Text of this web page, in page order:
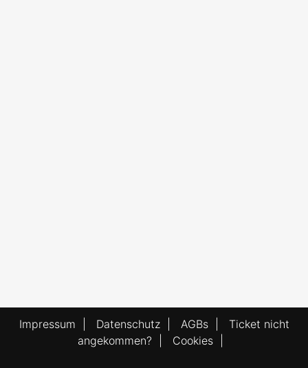
Impressum Datenschutz| AGBs| Ticket nicht
angekommen?
Cookies